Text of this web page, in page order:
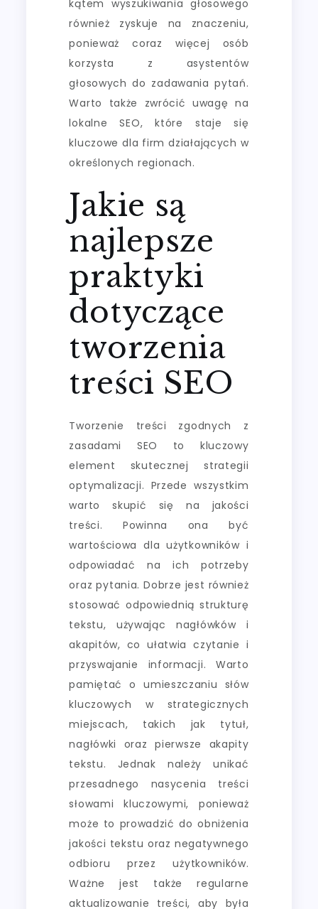
kątem wyszukiwania głosowego
również zyskuje na znaczeniu,
ponieważ coraz więcej osób
korzysta z asystentów
głosowych do zadawania pytań.
Warto także zwrócić uwagę na
lokalne SEO, które staje się
kluczowe dla firm działających w
określonych regionach.
Jakie są
najlepsze
praktyki
dotyczące
tworzenia
treści SEO
Tworzenie treści zgodnych z
zasadami SEO to kluczowy
element skutecznej strategii
optymalizacji. Przede wszystkim
warto skupić się na jakości
treści. Powinna ona być
wartościowa dla użytkowników i
odpowiadać na ich potrzeby
oraz pytania. Dobrze jest również
stosować odpowiednią strukturę
tekstu, używając nagłówków i
akapitów, co ułatwia czytanie i
przyswajanie informacji. Warto
pamiętać o umieszczaniu słów
kluczowych w strategicznych
miejscach, takich jak tytuł,
nagłówki oraz pierwsze akapity
tekstu. Jednak należy unikać
przesadnego nasycenia treści
słowami kluczowymi, ponieważ
może to prowadzić do obniżenia
jakości tekstu oraz negatywnego
odbioru przez użytkowników.
Ważne jest także regularne
aktualizowanie treści, aby była